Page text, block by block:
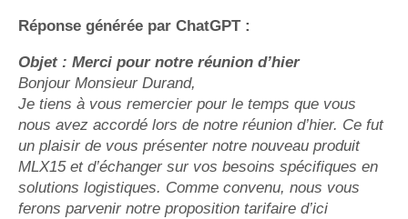
Réponse générée par ChatGPT :
Objet : Merci pour notre réunion d’hier
Bonjour Monsieur Durand,
Je tiens à vous remercier pour le temps que vous
nous avez accordé lors de notre réunion d’hier. Ce fut
un plaisir de vous présenter notre nouveau produit
MLX15 et d’échanger sur vos besoins spécifiques en
solutions logistiques. Comme convenu, nous vous
ferons parvenir notre proposition tarifaire d’ici